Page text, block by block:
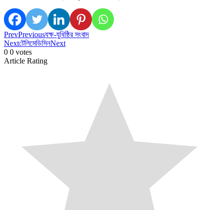
PrevPreviousযক্ষ-যুধিষ্ঠির সংবাদ
NextটেলিমেডিসিনNext
0 0 votes
Article Rating